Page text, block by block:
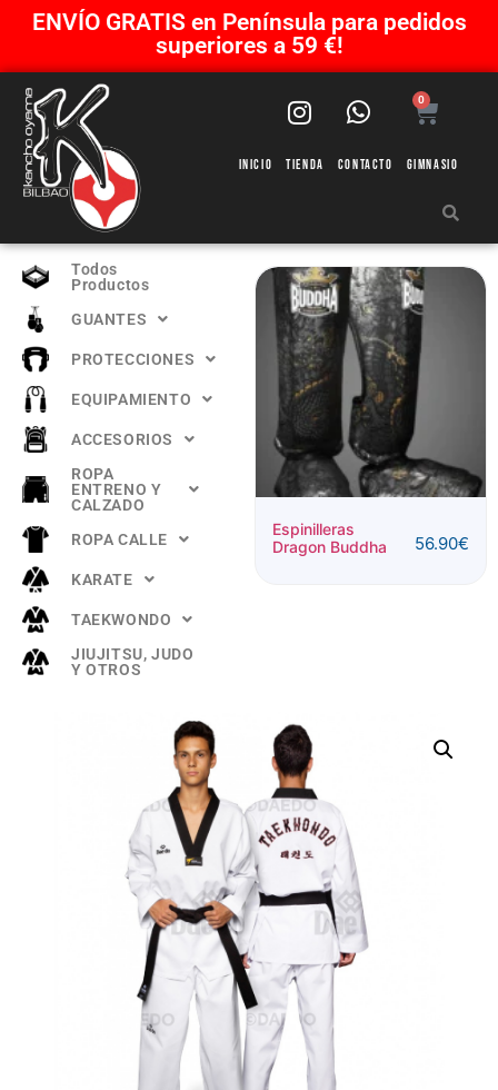
ENVÍO GRATIS en Península para pedidos
superiores a 59 €!
0
Inicio Tienda Contacto Gimnasio
Todos
Productos
GUANTES
PROTECCIONES
EQUIPAMIENTO
ACCESORIOS
ROPA
ENTRENO Y
CALZADO
ROPA CALLE
KARATE
TAEKWONDO
JIUJITSU, JUDO
Y OTROS
Espinilleras
Dragon Buddha
56.90
Espinilleras
Army Buddha
56.90